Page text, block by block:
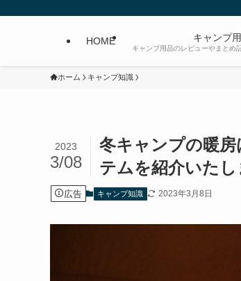
HOME キャンプ
キャンプ用品のレビューやまとめ
ホーム キャンプ知識
冬キャンプの暖
テムを紹介いたし
2023
3/08
広告 キャンプ知識 2023年3月8日